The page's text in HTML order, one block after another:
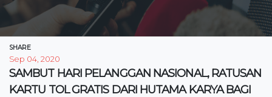
SHARE
Sep 04, 2020
SAMBUT HARI PELANGGAN NASIONAL, RATUSAN
KARTU TOL GRATIS DARI HUTAMA KARYA BAGI